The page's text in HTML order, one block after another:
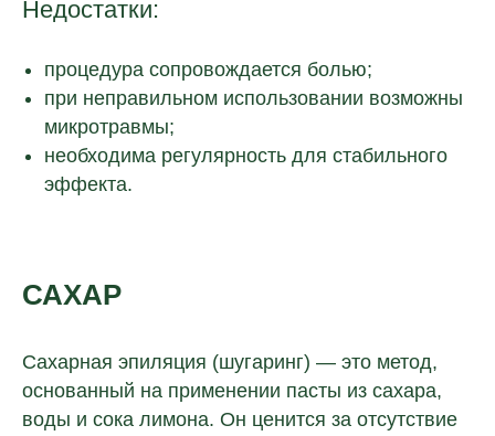
Недостатки:
процедура сопровождается болью;
при неправильном использовании возможны
микротравмы;
необходима регулярность для стабильного
эффекта.
САХАР
Сахарная эпиляция (шугаринг) — это метод,
основанный на применении пасты из сахара,
воды и сока лимона. Он ценится за отсутствие